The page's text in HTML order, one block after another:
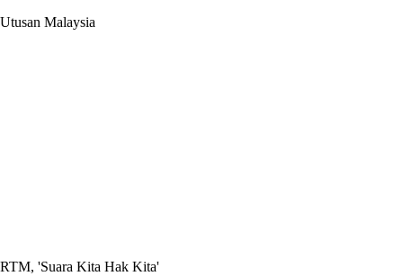
Utusan Malaysia
RTM, 'Suara Kita Hak Kita'